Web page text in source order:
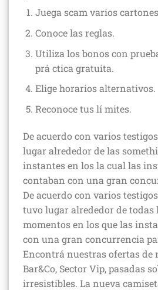
Juega scam varios
Conoce las reglas.
Utiliza los bonos con
prá ctica gratuita.
Elige horarios alternativos.
Reconoce tus lí mites.
De acuerdo con varios
lugar alrededor de las
instantes en los la cual las
contaban con una gran
De acuerdo con varios
tuvo lugar alrededor de todas
momentos en los que las
con una gran concurrencia
Encontrá nuestras ofertas de
Bar&Co, Sector Vip, pasadas
irresistibles. La nueva